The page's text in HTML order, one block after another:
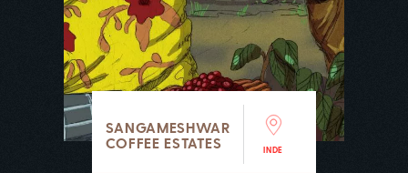
SANGAMESHWAR
COFFEE ESTATES
INDE